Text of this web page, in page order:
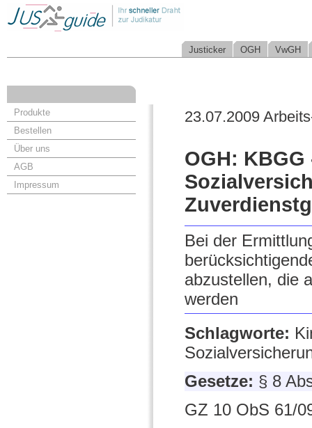
Justicker OGH VwGH
Produkte
Bestellen
Über uns
AGB
Impressum
23.07.2009
OGH:
Bei der
abzustellen, die
werden
Schlagworte:
Gesetze: § 8
GZ 10 ObS 61/